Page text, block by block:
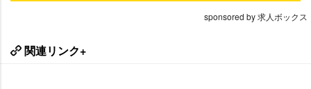
sponsored by 求人ボックス
関連リンク+